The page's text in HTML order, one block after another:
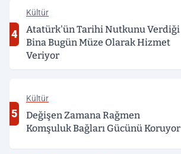
4
Kültür
Atatürk'ün Tarihi Nutkunu Verdiği
Bina Bugün Müze Olarak Hizmet
Veriyor
5
Kültür
Değişen Zamana Rağmen
Komşuluk Bağları Gücünü Koruyor